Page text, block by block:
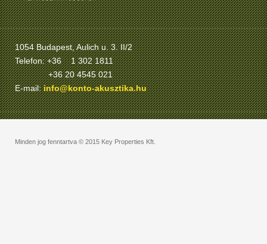
1054 Budapest, Aulich u. 3. II/2
Telefon: +36 1 302 1811
+36 20 4545 021
E-mail: info@konto-akusztika.hu
Minden jog fenntartva © 2015 Key Properties Kft.